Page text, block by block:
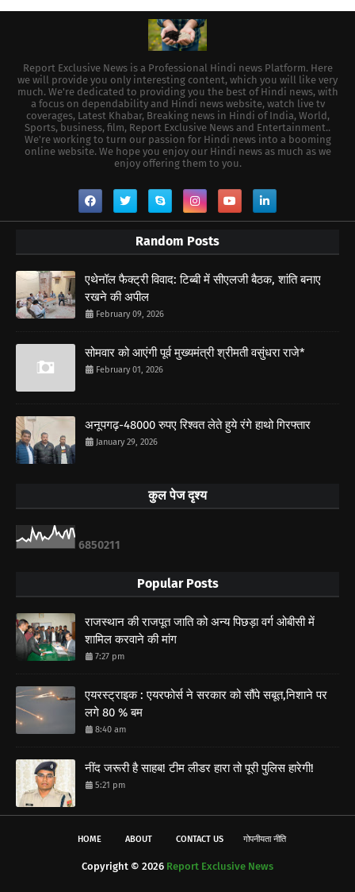
Report Exclusive News is a Professional Hindi news Platform. Here
we will provide you only interesting content, which you will like very
much. We're dedicated to providing you the best of Hindi news, with
a focus on dependability and Hindi news website, watch live tv
coverages, Latest Khabar, Breaking news in Hindi of India, World,
Sports, business, film, Report Exclusive News and Entertainment..
We're working to turn our passion for Hindi news into a booming
online website. We hope you enjoy our Hindi news as much as we
enjoy offering them to you.
Random Posts
एथेनॉल फैक्ट्री विवाद: टिब्बी में सीएलजी बैठक, शांति बनाए
रखने की अपील
February 09, 2026
सोमवार को आएंगी पूर्व मुख्यमंत्री श्रीमती वसुंधरा राजे*
February 01, 2026
अनूपगढ़-48000 रुपए रिश्वत लेते हुये रंगे हाथो गिरफ्तार
January 29, 2026
कुल पेज दृश्य
6850211
Popular Posts
राजस्थान की राजपूत जाति को अन्य पिछड़ा वर्ग ओबीसी में
शामिल करवाने की मांग
7:27 pm
एयरस्ट्राइक : एयरफोर्स ने सरकार को सौंपे सबूत,निशाने पर
लगे 80 % बम
8:40 am
नींद जरूरी है साहब! टीम लीडर हारा तो पूरी पुलिस हारेगी!
5:21 pm
HOME ABOUT CONTACT US गोपनीयता नीति
Copyright © 2026 Report Exclusive News